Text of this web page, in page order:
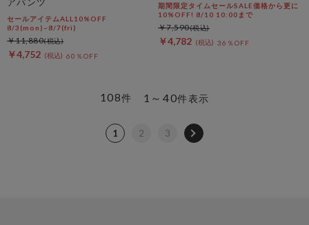
セールアイテムALL10%OFF
8/3(mon)~8/7(fri)
￥4,752 60％OFF
￥11,880
期間限定タイムセールSALE価格から更に
10%OFF! 8/10 10:00まで
￥4,782 36％OFF
￥7,590
1～40件表示
108件
1 2 3